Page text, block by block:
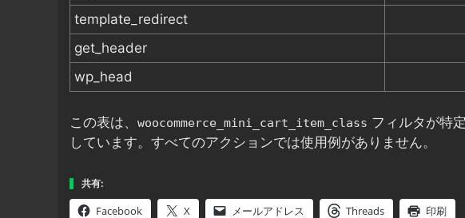
template_redirect
get_header
wp_head
この表は、 woocommerce_mini_cart_item_class フィルタが特
しています。すべてのアクションでは使用例がありません。
共有:
Facebook X メールアドレス Threads 印刷